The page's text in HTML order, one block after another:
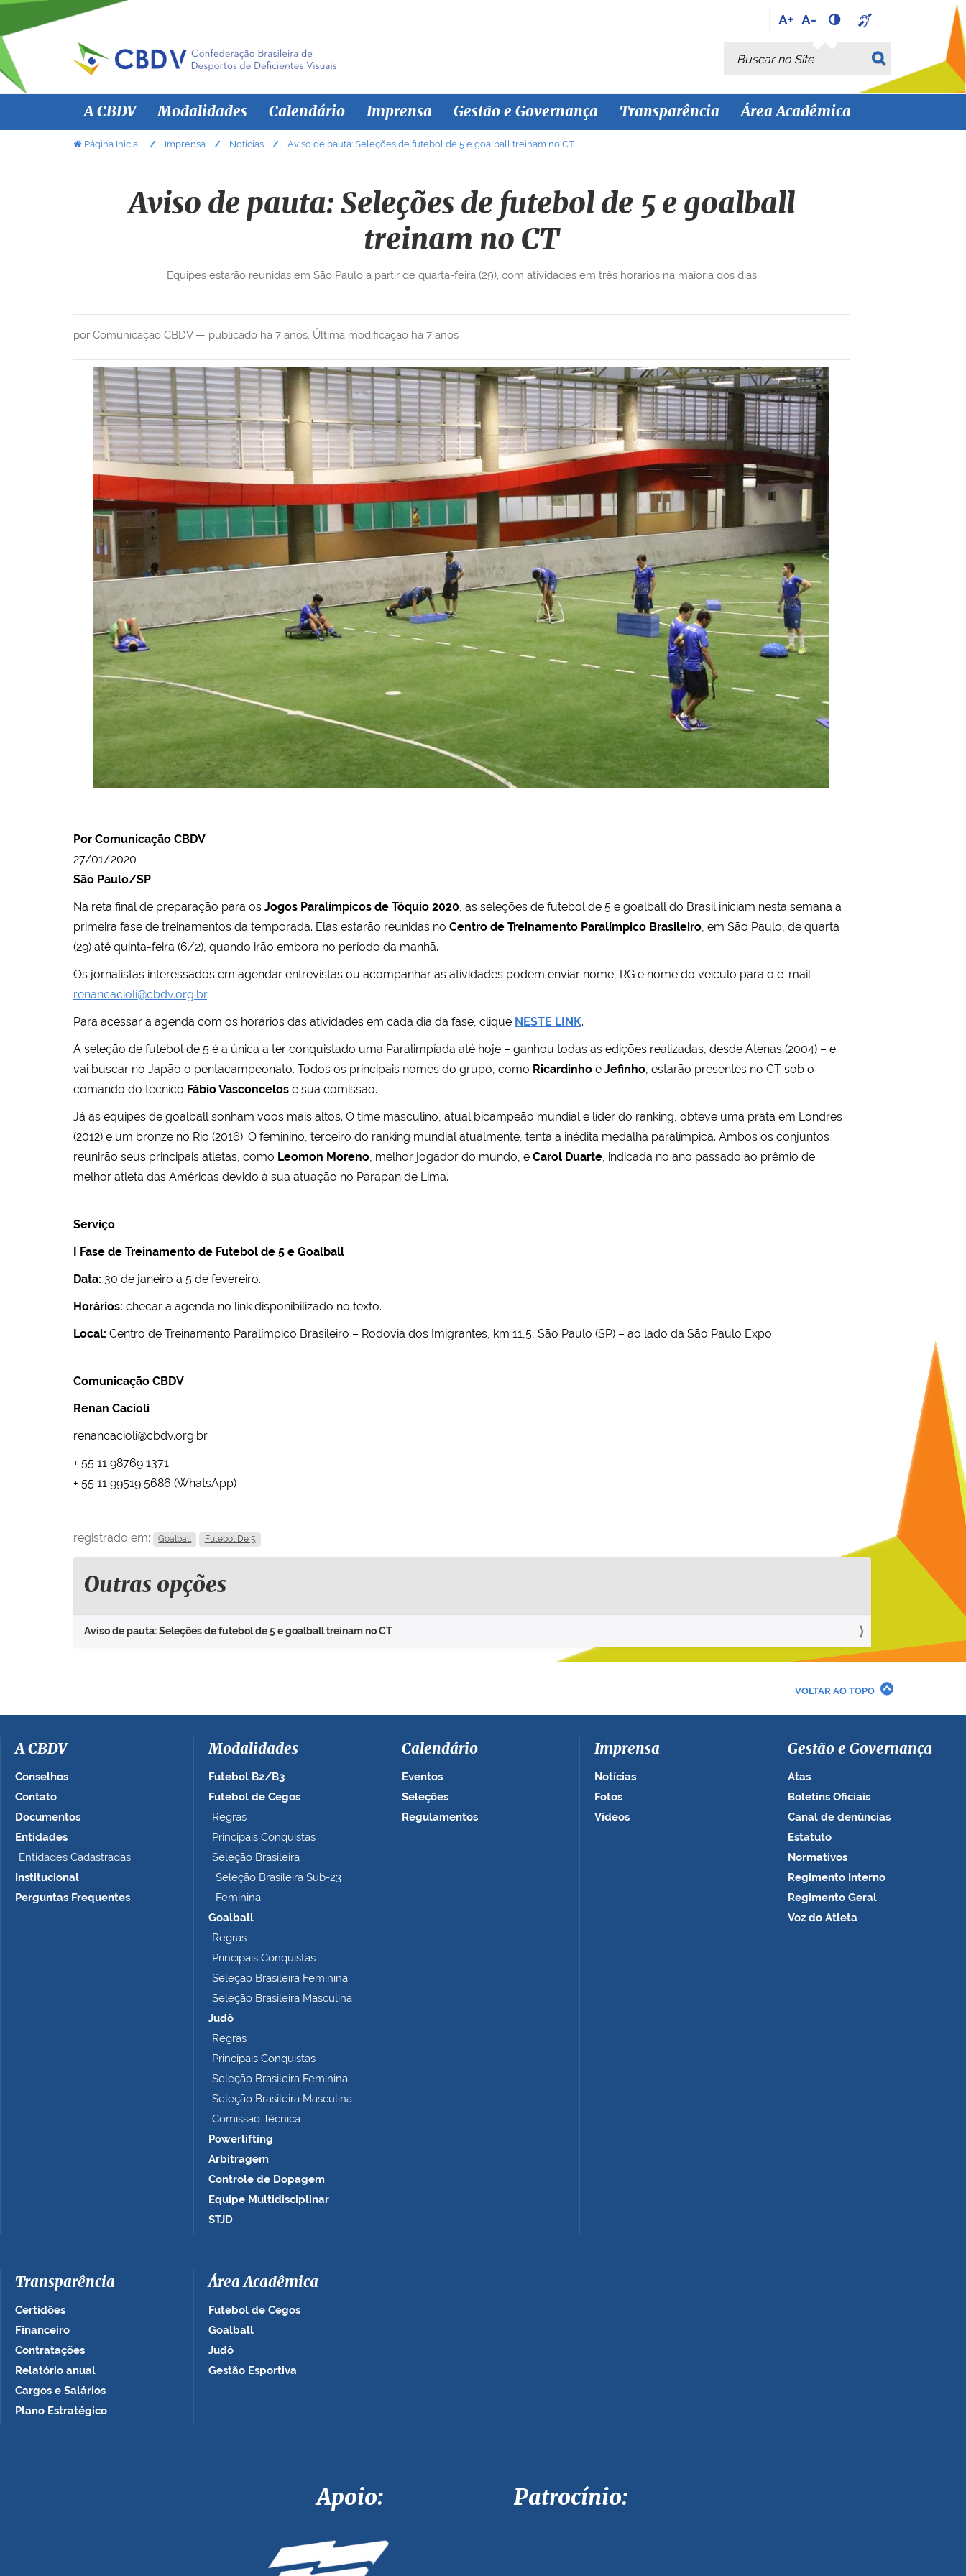
A+ A-
Busca
Busca Avançada…
A CBDV Modalidades Calendário Imprensa Gestão e Governança Transparência Área Acadêmica
V Página Inicial Imprensa Notícias Aviso de pauta: Seleções de futebol de 5 e goalball treinam no CT
Aviso de pauta: Seleções de futebol de 5 e goalball
treinam no CT
por Comunicação CBDV — publicado há 7 anos, Última modificação há 7 anos
Equipes estarão reunidas em São Paulo a partir de quarta-feira (29), com atividades em três horários na maioria dos dias
Por Comunicação CBDV
27/01/2020
São Paulo/SP
Na reta final de preparação para os Jogos Paralímpicos de Tóquio 2020, as seleções de futebol de 5 e goalball do Brasil iniciam nesta semana a
primeira fase de treinamentos da temporada. Elas estarão reunidas no Centro de Treinamento Paralímpico Brasileiro, em São Paulo, de quarta
(29) até quinta-feira (6/2), quando irão embora no período da manhã.
Os jornalistas interessados em agendar entrevistas ou acompanhar as atividades podem enviar nome, RG e nome do veículo para o e-mail
renancacioli@cbdv.org.br.
Para acessar a agenda com os horários das atividades em cada dia da fase, clique NESTE LINK.
A seleção de futebol de 5 é a única a ter conquistado uma Paralimpíada até hoje – ganhou todas as edições realizadas, desde Atenas (2004) – e
vai buscar no Japão o pentacampeonato. Todos os principais nomes do grupo, como Ricardinho e Jefinho, estarão presentes no CT sob o
comando do técnico Fábio Vasconcelos e sua comissão.
Já as equipes de goalball sonham voos mais altos. O time masculino, atual bicampeão mundial e líder do ranking, obteve uma prata em Londres
(2012) e um bronze no Rio (2016). O feminino, terceiro do ranking mundial atualmente, tenta a inédita medalha paralímpica. Ambos os conjuntos
reunirão seus principais atletas, como Leomon Moreno, melhor jogador do mundo, e Carol Duarte, indicada no ano passado ao prêmio de
melhor atleta das Américas devido à sua atuação no Parapan de Lima.
Serviço
I Fase de Treinamento de Futebol de 5 e Goalball
Data: 30 de janeiro a 5 de fevereiro.
Horários: checar a agenda no link disponibilizado no texto.
Local: Centro de Treinamento Paralímpico Brasileiro – Rodovia dos Imigrantes, km 11,5, São Paulo (SP) – ao lado da São Paulo Expo.
Comunicação CBDV
Renan Cacioli
renancacioli@cbdv.org.br
+ 55 11 98769 1371
+ 55 11 99519 5686 (WhatsApp)
registrado em: Goalball Futebol De 5
Outras opções
Aviso de pauta: Seleções de futebol de 5 e goalball treinam no CT
VOLTAR AO TOPO
A CBDV
Conselhos
Contato
Documentos
Entidades
Entidades Cadastradas
Institucional
Perguntas Frequentes
Modalidades
Futebol B2/B3
Futebol de Cegos
Regras
Principais Conquistas
Seleção Brasileira
Seleção Brasileira Sub-23
Feminina
Goalball
Regras
Principais Conquistas
Seleção Brasileira Feminina
Seleção Brasileira Masculina
Judô
Regras
Principais Conquistas
Seleção Brasileira Feminina
Seleção Brasileira Masculina
Comissão Técnica
Powerlifting
Arbitragem
Controle de Dopagem
Equipe Multidisciplinar
STJD
Calendário
Eventos
Seleções
Regulamentos
Imprensa
Notícias
Fotos
Vídeos
Gestão e Governança
Atas
Boletins Oficiais
Canal de denúncias
Estatuto
Normativos
Regimento Interno
Regimento Geral
Voz do Atleta
Transparência
Certidões
Financeiro
Contratações
Relatório anual
Cargos e Salários
Plano Estratégico
Área Acadêmica
Futebol de Cegos
Goalball
Judô
Gestão Esportiva
Apoio: Patrocínio: